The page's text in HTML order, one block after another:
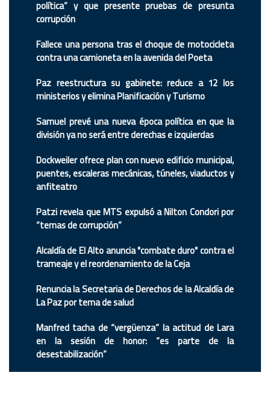
política” y que presente pruebas de presunta
corrupción
Fallece una persona tras el choque de motocicleta
contra una camioneta en la avenida del Poeta
Paz reestructura su gabinete: reduce a 12 los
ministerios y elimina Planificación y Turismo
Samuel prevé una nueva época política en que la
división ya no será entre derechas e izquierdas
Dockweiler ofrece plan con nuevo edificio municipal,
puentes, escaleras mecánicas, túneles, viaductos y
anfiteatro
Patzi revela que MTS expulsó a Nilton Condori por
“temas de corrupción”
Alcaldía de El Alto anuncia "combate duro" contra el
trameaje y el reordenamiento de la Ceja
Renuncia la Secretaria de Derechos de la Alcaldía de
La Paz por tema de salud
Manfred tacha de “vergüenza” la actitud de Lara
en la sesión de honor: “es parte de la
desestabilización”